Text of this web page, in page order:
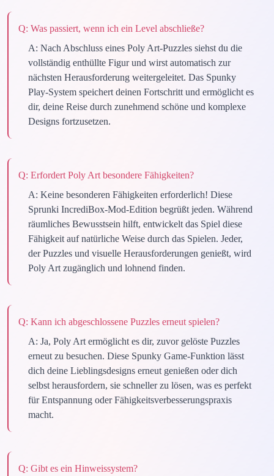
Q: Was passiert, wenn ich ein Level abschließe?
A: Nach Abschluss eines Poly Art-Puzzles siehst du die
vollständig enthüllte Figur und wirst automatisch zur
nächsten Herausforderung weitergeleitet. Das Spunky
Play-System speichert deinen Fortschritt und ermöglicht es
dir, deine Reise durch zunehmend schöne und komplexe
Designs fortzusetzen.
Q: Erfordert Poly Art besondere Fähigkeiten?
A: Keine besonderen Fähigkeiten erforderlich! Diese
Sprunki IncrediBox-Mod-Edition begrüßt jeden. Während
räumliches Bewusstsein hilft, entwickelt das Spiel diese
Fähigkeit auf natürliche Weise durch das Spielen. Jeder,
der Puzzles und visuelle Herausforderungen genießt, wird
Poly Art zugänglich und lohnend finden.
Q: Kann ich abgeschlossene Puzzles erneut spielen?
A: Ja, Poly Art ermöglicht es dir, zuvor gelöste Puzzles
erneut zu besuchen. Diese Spunky Game-Funktion lässt
dich deine Lieblingsdesigns erneut genießen oder dich
selbst herausfordern, sie schneller zu lösen, was es perfekt
für Entspannung oder Fähigkeitsverbesserungspraxis
macht.
Q: Gibt es ein Hinweissystem?